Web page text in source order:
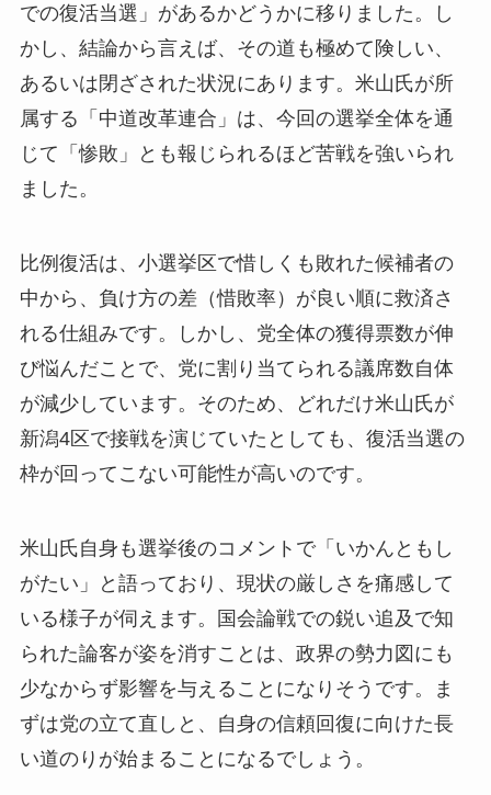
での復活当選」があるかどうかに移りました。し
かし、結論から言えば、その道も極めて険しい、
あるいは閉ざされた状況にあります。米山氏が所
属する「中道改革連合」は、今回の選挙全体を通
じて「惨敗」とも報じられるほど苦戦を強いられ
ました。
比例復活は、小選挙区で惜しくも敗れた候補者の
中から、負け方の差（惜敗率）が良い順に救済さ
れる仕組みです。しかし、党全体の獲得票数が伸
び悩んだことで、党に割り当てられる議席数自体
が減少しています。そのため、どれだけ米山氏が
新潟4区で接戦を演じていたとしても、復活当選の
枠が回ってこない可能性が高いのです。
米山氏自身も選挙後のコメントで「いかんともし
がたい」と語っており、現状の厳しさを痛感して
いる様子が伺えます。国会論戦での鋭い追及で知
られた論客が姿を消すことは、政界の勢力図にも
少なからず影響を与えることになりそうです。ま
ずは党の立て直しと、自身の信頼回復に向けた長
い道のりが始まることになるでしょう。